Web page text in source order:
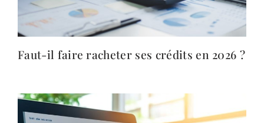
Faut-il faire racheter ses crédits en 2026 ?